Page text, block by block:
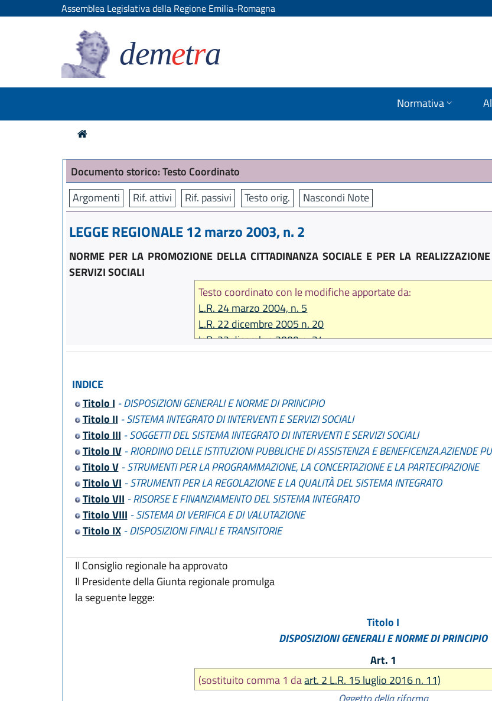
Assemblea Legislativa della Regione Emilia-Romagna
demetra
Normativa
Documento storico: Testo Coordinato
Argomenti
Rif. attivi Rif. passivi Testo orig. Nascondi Note
LEGGE REGIONALE 12 marzo 2003, n. 2
NORME PER LA PROMOZIONE DELLA CITTADINANZA SOCIALE E PER LA
SERVIZI SOCIALI
Testo coordinato con le modifiche apportate da:
L.R. 24 marzo 2004, n. 5
L.R. 22 dicembre 2005 n. 20
L.R. 22 dicembre 2009 n. 24
L.R. 23 dicembre 2010 n. 14
L.R. 20 dicembre 2013 n. 28
L.R. 30 luglio 2015, n. 13
L.R. 15 luglio 2016 n. 11
L.R. 19 dicembre 2016, n. 24
INDICE
Titolo I - DISPOSIZIONI GENERALI E NORME DI PRINCIPIO
Titolo II - SISTEMA INTEGRATO DI INTERVENTI E SERVIZI SOCIALI
Titolo III - SOGGETTI DEL SISTEMA INTEGRATO DI INTERVENTI E SERVIZI SOCIALI
Titolo IV- RIORDINO DELLE ISTITUZIONI PUBBLICHE DI ASSISTENZA E BENEFICENZA.AZIENDE
Titolo V- STRUMENTI PER LA PROGRAMMAZIONE, LA CONCERTAZIONE E LA PARTECIPAZIONE
Titolo VI - STRUMENTI PER LA REGOLAZIONE E LA QUALITÀ DEL SISTEMA INTEGRATO
Titolo VII - RISORSE E FINANZIAMENTO DEL SISTEMA INTEGRATO
Titolo VIII - SISTEMA DI VERIFICA E DI VALUTAZIONE
Titolo IX- DISPOSIZIONI FINALI E TRANSITORIE
Il Consiglio regionale ha approvato
Il Presidente della Giunta regionale promulga
la seguente legge:
Titolo I
DISPOSIZIONI GENERALI E NORME DI PRINCIPIO
Art. 1
(sostituito comma 1 daart. 2 L.R. 15 luglio 2016 n. 11)